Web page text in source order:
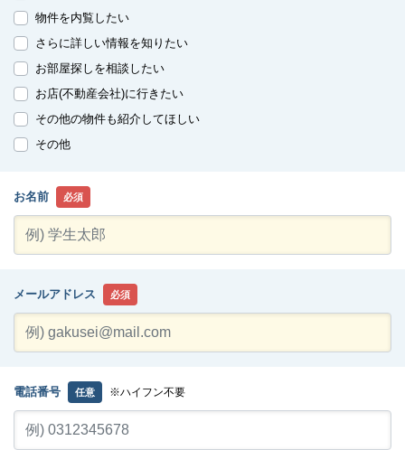
物件を内覧したい
さらに詳しい情報を知りたい
お部屋探しを相談したい
お店(不動産会社)に行きたい
その他の物件も紹介してほしい
その他
お名前 必須
メールアドレス 必須
電話番号 任意 ※ハイフン不要